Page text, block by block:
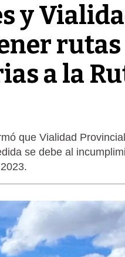
y
rutas
a la
que Vialidad
se debe al
LAGARTIJA MAGALLÁNICA, EL
TIERRA DEL FUEGO